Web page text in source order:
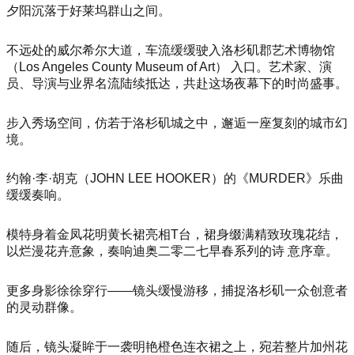
夕阳沉落于好莱坞群山之间。
不远处的威尔希尔大道，车流缓缓驶入洛杉矶郡艺术博物馆
（Los Angeles County Museum of Art） 入口。艺术家、演
员、导演与业界名流陆续抵达，共赴这场夜幕下的时尚盛事。
步入秀场空间，仿若于洛杉矶城之中，邂逅一座复刻的城市幻
境。
约翰·李·胡克（JOHN LEE HOOKER）的《MURDER》乐曲
缓缓奏响。
模特身着金凤花明黄长裙亮相T台，裙身缀满精致玫瑰花结，
以烂漫花卉意象，奏响迪奥二零二七早春系列的诗 意序章。
更多身影徐徐穿行——镜头缓慢游移，捕捉洛杉矶一众创意者
的灵动群像。
随后，镜头凝眸于一袭明艳橙色连衣裙之上，宛若整片加州花